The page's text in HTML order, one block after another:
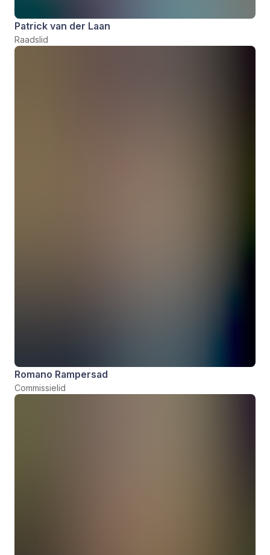
Patrick van der Laan
Raadslid
Romano Rampersad
Commissielid